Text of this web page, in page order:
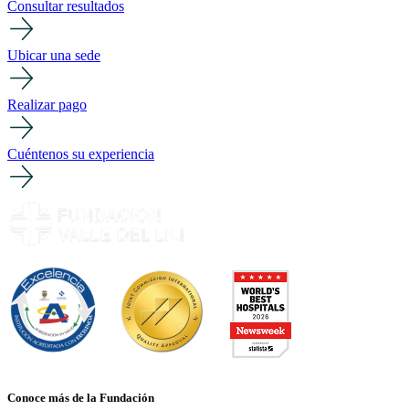
Consultar resultados
Ubicar una sede
Realizar pago
Cuéntenos su experiencia
Conoce más de la Fundación